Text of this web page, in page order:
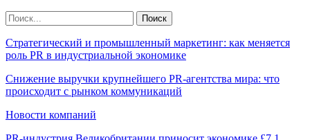
Стратегический и промышленный маркетинг: как меняется
роль PR в индустриальной экономике
Снижение выручки крупнейшего PR-агентства мира: что
происходит с рынком коммуникаций
Новости компаний